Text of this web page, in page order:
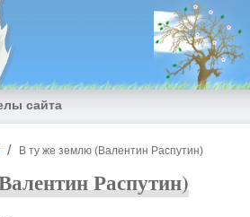
сайта
В ту же землю (Валентин Распутин)
Распутин)